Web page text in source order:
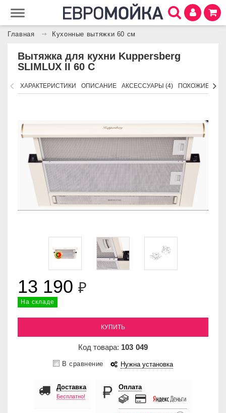
Главная Кухонные вытяжки 60 см
Вытяжка для кухни Kuppersberg
SLIMLUX II 60 C
ХАРАКТЕРИСТИКИ ОПИСАНИЕ АКСЕССУАРЫ (4) ПОХОЖИЕ
13 190 ₽
На складе
КУПИТЬ
Код товара: 103 049
В сравнение Нужна установка
Доставка
Бесплатно!
Оплата